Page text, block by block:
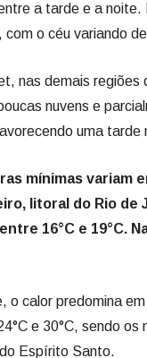
a tarde e a
com o céu variando
nas demais
nuvens e
uma
mínimas variam
litoral do Rio de
16°C e 19°C.
o calor predomina
e 30°C, sendo
Espírito Santo.